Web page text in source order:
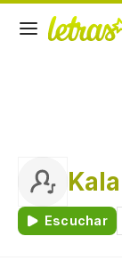
Escuchar